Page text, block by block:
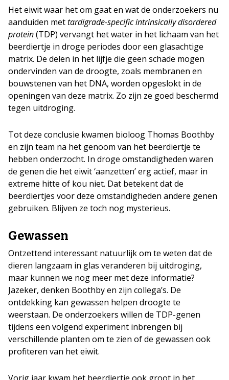
Het eiwit waar het om gaat en wat de onderzoekers nu
aanduiden mettardigrade-specific intrinsically disordered
protein(TDP) vervangt het water in het lichaam van het
beerdiertje in droge periodes door een glasachtige
matrix. De delen in het lijfje die geen schade mogen
ondervinden van de droogte, zoals membranen en
bouwstenen van het DNA, worden opgeslokt in de
openingen van deze matrix. Zo zijn ze goed beschermd
tegen uitdroging.
Tot deze conclusie kwamen bioloog Thomas Boothby
en zijn team na het genoom van het beerdiertje te
hebben onderzocht. In droge omstandigheden waren
de genen die het eiwit ‘aanzetten’ erg actief, maar in
extreme hitte of kou niet. Dat betekent dat de
beerdiertjes voor deze omstandigheden andere genen
gebruiken. Blijven ze toch nog mysterieus.
Gewassen
Ontzettend interessant natuurlijk om te weten dat de
dieren langzaam in glas veranderen bij uitdroging,
maar kunnen we nog meer met deze informatie?
Jazeker, denken Boothby en zijn collega’s. De
ontdekking kan gewassen helpen droogte te
weerstaan. De onderzoekers willen de TDP-genen
tijdens een volgend experiment inbrengen bij
verschillende planten om te zien of de gewassen ook
profiteren van het eiwit.